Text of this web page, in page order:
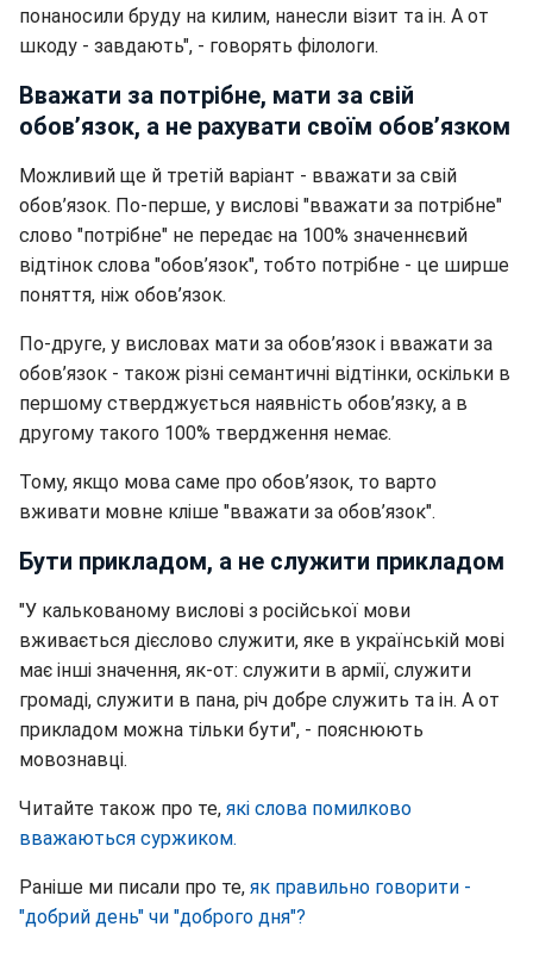
понаносили бруду на килим, нанесли візит та ін. А от
шкоду - завдають", - говорять філологи.
Вважати за потрібне, мати за свій
обов’язок, а не рахувати своїм обов’язком
Можливий ще й третій варіант - вважати за свій
обов’язок. По-перше, у вислові "вважати за потрібне"
слово "потрібне" не передає на 100% значеннєвий
відтінок слова "обов’язок", тобто потрібне - це ширше
поняття, ніж обов’язок.
По-друге, у висловах мати за обов’язок і вважати за
обов’язок - також різні семантичні відтінки, оскільки в
першому стверджується наявність обов’язку, а в
другому такого 100% твердження немає.
Тому, якщо мова саме про обов’язок, то варто
вживати мовне кліше "вважати за обов’язок".
Бути прикладом, а не служити прикладом
"У калькованому вислові з російської мови
вживається дієслово служити, яке в українській мові
має інші значення, як-от: служити в армії, служити
громаді, служити в пана, річ добре служить та ін. А от
прикладом можна тільки бути", - пояснюють
мовознавці.
Читайте також про те, які слова помилково
вважаються суржиком.
Раніше ми писали про те, як правильно говорити -
"добрий день" чи "доброго дня"?